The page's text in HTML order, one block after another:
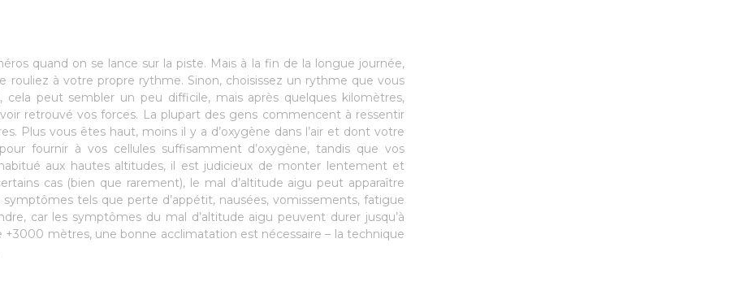
quand on se lance sur la piste. Mais à la fin de la longue journée,
rouliez à votre propre rythme. Sinon, choisissez un rythme que vous
peut sembler un peu difficile, mais après quelques kilomètres,
retrouvé vos forces. La plupart des gens commencent à ressentir
Plus vous êtes haut, moins il y a d’oxygène dans l’air et dont votre
fournir à vos cellules suffisamment d’oxygène, tandis que vos
aux hautes altitudes, il est judicieux de monter lentement et
cas (bien que rarement), le mal d’altitude aigu peut apparaître
tels que perte d’appétit, nausées, vomissements, fatigue
car les symptômes du mal d’altitude aigu peuvent durer jusqu’à
mètres, une bonne acclimatation est nécessaire – la technique